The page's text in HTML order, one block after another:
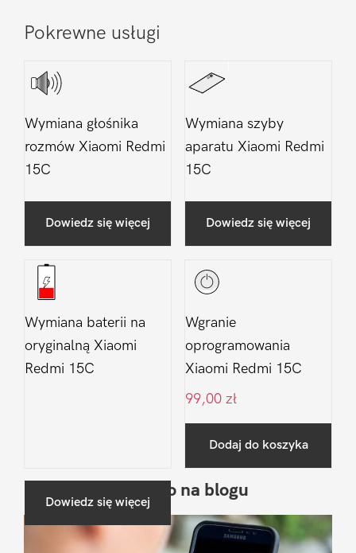
Pokrewne usługi
Wymiana głośnika
rozmów Xiaomi Redmi
15C
Dowiedz się więcej
Wymiana szyby
aparatu Xiaomi Redmi
15C
Dowiedz się więcej
Wymiana baterii na
oryginalną Xiaomi
Redmi 15C
Dowiedz się więcej
Wgranie
oprogramowania
Xiaomi Redmi 15C
99,00 zł
Dodaj do koszyka
Pierwszy
Sidebar
Ostatnio na blogu